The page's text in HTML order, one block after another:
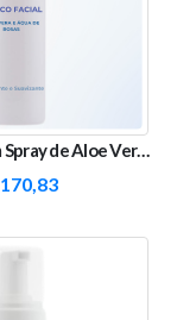
Tônico Facial em Spray de Aloe Vera 10% e Água de Rosas
170,83